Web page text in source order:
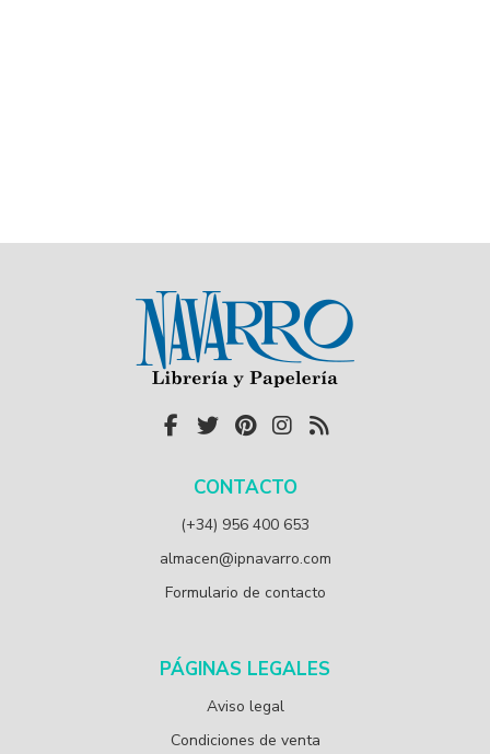
CONTACTO
(+34) 956 400 653
almacen@ipnavarro.com
Formulario de contacto
PÁGINAS LEGALES
Aviso legal
Condiciones de venta